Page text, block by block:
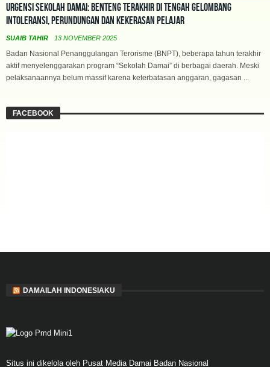
Urgensi Sekolah Damai: Benteng Terakhir di Tengah Gelombang
Intoleransi, Perundungan dan Kekerasan Pelajar
SUAIB TAHIR 13 NOVEMBER 2025
Badan Nasional Penanggulangan Terorisme (BNPT), beberapa tahun terakhir
aktif menyelenggarakan program “Sekolah Damai” di berbagai daerah. Meski
pelaksanaannya belum massif karena keterbatasan anggaran, gagasan ...
FACEBOOK
DAMAILAH INDONESIAKU
Situs ini dikelola oleh Pusat Media Damai Badan Nasional